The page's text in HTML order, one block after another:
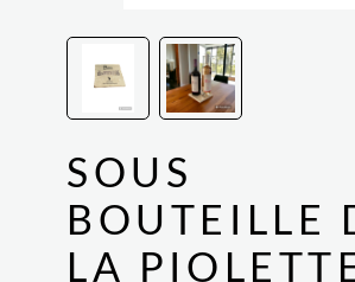
SOUS
BOUTEILLE
LA